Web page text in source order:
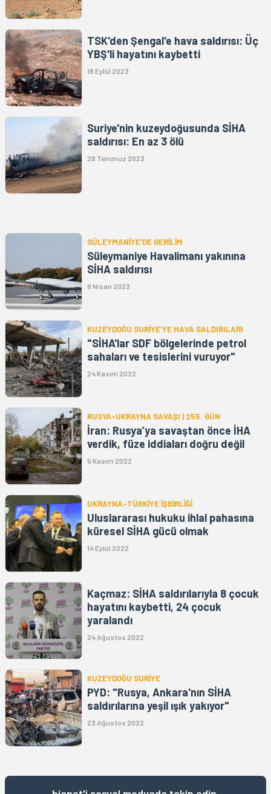
TSK'den Şengal'e hava saldırısı: Üç
YBŞ'li hayatını kaybetti
18 Eylül 2023
Suriye'nin kuzeydoğusunda SİHA
saldırısı: En az 3 ölü
28 Temmuz 2023
SÜLEYMANİYE'DE GERİLİM
Süleymaniye Havalimanı yakınına
SİHA saldırısı
8 Nisan 2023
KUZEYDOĞU SURİYE'YE HAVA SALDIRILARI
"SİHA'lar SDF bölgelerinde petrol
sahaları ve tesislerini vuruyor"
24 Kasım 2022
RUSYA-UKRAYNA SAVAŞI | 255. GÜN
İran: Rusya’ya savaştan önce İHA
verdik, füze iddiaları doğru değil
5 Kasım 2022
UKRAYNA-TÜRKİYE İŞBİRLİĞİ
Uluslararası hukuku ihlal pahasına
küresel SİHA gücü olmak
14 Eylül 2022
Kaçmaz: SİHA saldırılarıyla 8 çocuk
hayatını kaybetti, 24 çocuk
yaralandı
24 Ağustos 2022
KUZEYDOĞU SURİYE
PYD: "Rusya, Ankara'nın SİHA
saldırılarına yeşil ışık yakıyor"
23 Ağustos 2022